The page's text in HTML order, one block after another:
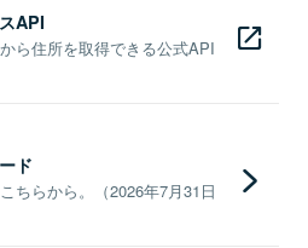
API
ら住所を取得できる公式API
ド
ちらから。（2026年7月31日